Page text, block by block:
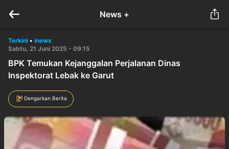
News +
Terkini • inews
Sabtu, 21 Juni 2025 - 09:15
BPK Temukan Kejanggalan Perjalanan Dinas
Inspektorat Lebak ke Garut
Dengarkan Berita